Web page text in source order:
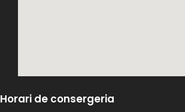
Horari de consergeria